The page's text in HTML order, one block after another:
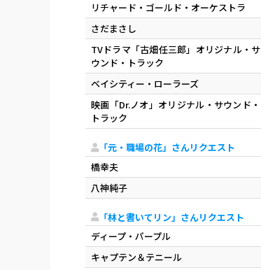
リチャード・ゴールド・オーケストラ
さだまさし
TVドラマ「古畑任三郎」オリジナル・サ
ウンド・トラック
ベイシティー・ローラーズ
映画「Dr.ノオ」オリジナル・サウンド・
トラック
「元・職場の花」さんリクエスト
橋幸夫
八神純子
「林と書いてリン」さんリクエスト
ディープ・パープル
キャプテン＆テニール